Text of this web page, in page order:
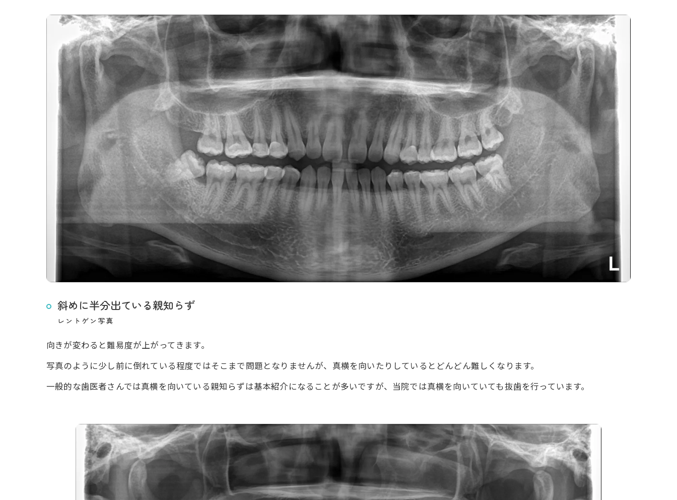
斜めに半分出ている親知らず
レントゲン写真
向きが変わると難易度が上がってきます。
写真のように少し前に倒れている程度ではそこまで問題となりませんが、真横を向いたりしているとどんどん難しくなります。
一般的な歯医者さんでは真横を向いている親知らずは基本紹介になることが多いですが、当院では真横を向いていても抜歯を行っています。